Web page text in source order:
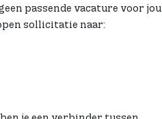
passende vacature voor jou
sollicitatie naar: